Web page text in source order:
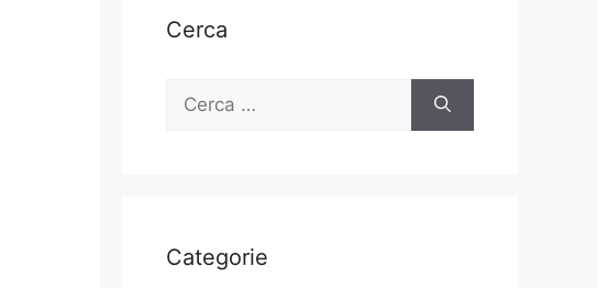
Cerca
Ricerca
Categorie